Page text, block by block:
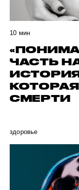
10 мин
ЧАСТЬ
СМЕРТИ
здоровье